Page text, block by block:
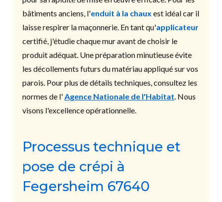
bâtiments anciens, l'enduit à la chaux est idéal car il
laisse respirer la maçonnerie. En tant qu'applicateur
certifié, j'étudie chaque mur avant de choisir le
produit adéquat. Une préparation minutieuse évite
les décollements futurs du matériau appliqué sur vos
parois. Pour plus de détails techniques, consultez les
normes de l'Agence Nationale de l'Habitat. Nous
visons l'excellence opérationnelle.
Processus technique et
pose de crépi à
Fegersheim 67640